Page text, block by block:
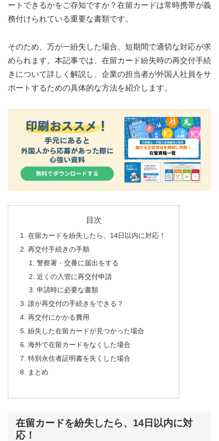
ートできるかをご存知ですか？在留カードは常時携帯が義
務付けられている重要な書類です。
そのため、万が一紛失した場合、短期間で適切な対応が求
められます。本記事では、在留カード紛失時の再交付手続
きについて詳しく解説し、企業の担当者が外国人社員をサ
ポートするための具体的な方法を紹介します。
目次
在留カードを紛失したら、14日以内に対応！
再交付手続きの手順
警察署・交番に届出をする
近くの入管に再交付申請
申請時に必要な書類
誰が再交付の手続きをできる？
再交付にかかる費用
紛失した在留カードが見つかった場合
海外で在留カードをなくした場合
特別永住者証明書を失くした場合
まとめ
在留カードを紛失したら、14日以内に対
応！